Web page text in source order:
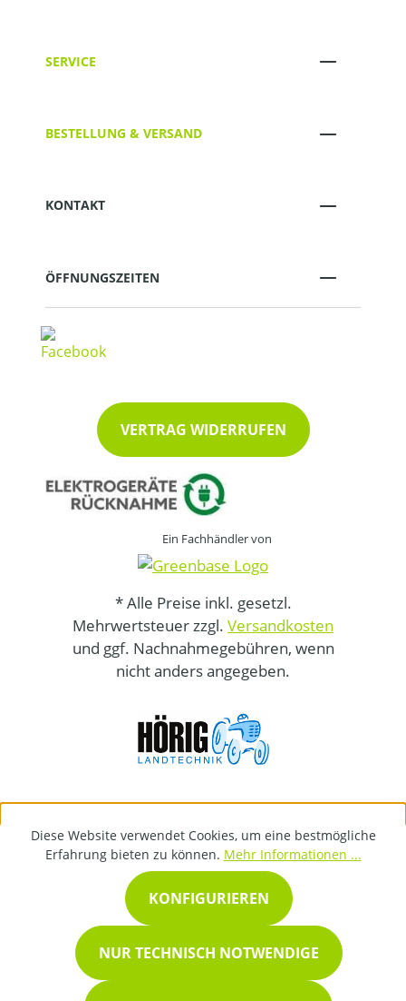
SERVICE
BESTELLUNG & VERSAND
KONTAKT
ÖFFNUNGSZEITEN
VERTRAG WIDERRUFEN
Ein Fachhändler von
* Alle Preise inkl. gesetzl.
Mehrwertsteuer zzgl. Versandkosten
und ggf. Nachnahmegebühren, wenn
nicht anders angegeben.
Diese Website verwendet Cookies, um eine bestmögliche
Erfahrung bieten zu können. Mehr Informationen ...
NUR TECHNISCH NOTWENDIGE
KONFIGURIEREN